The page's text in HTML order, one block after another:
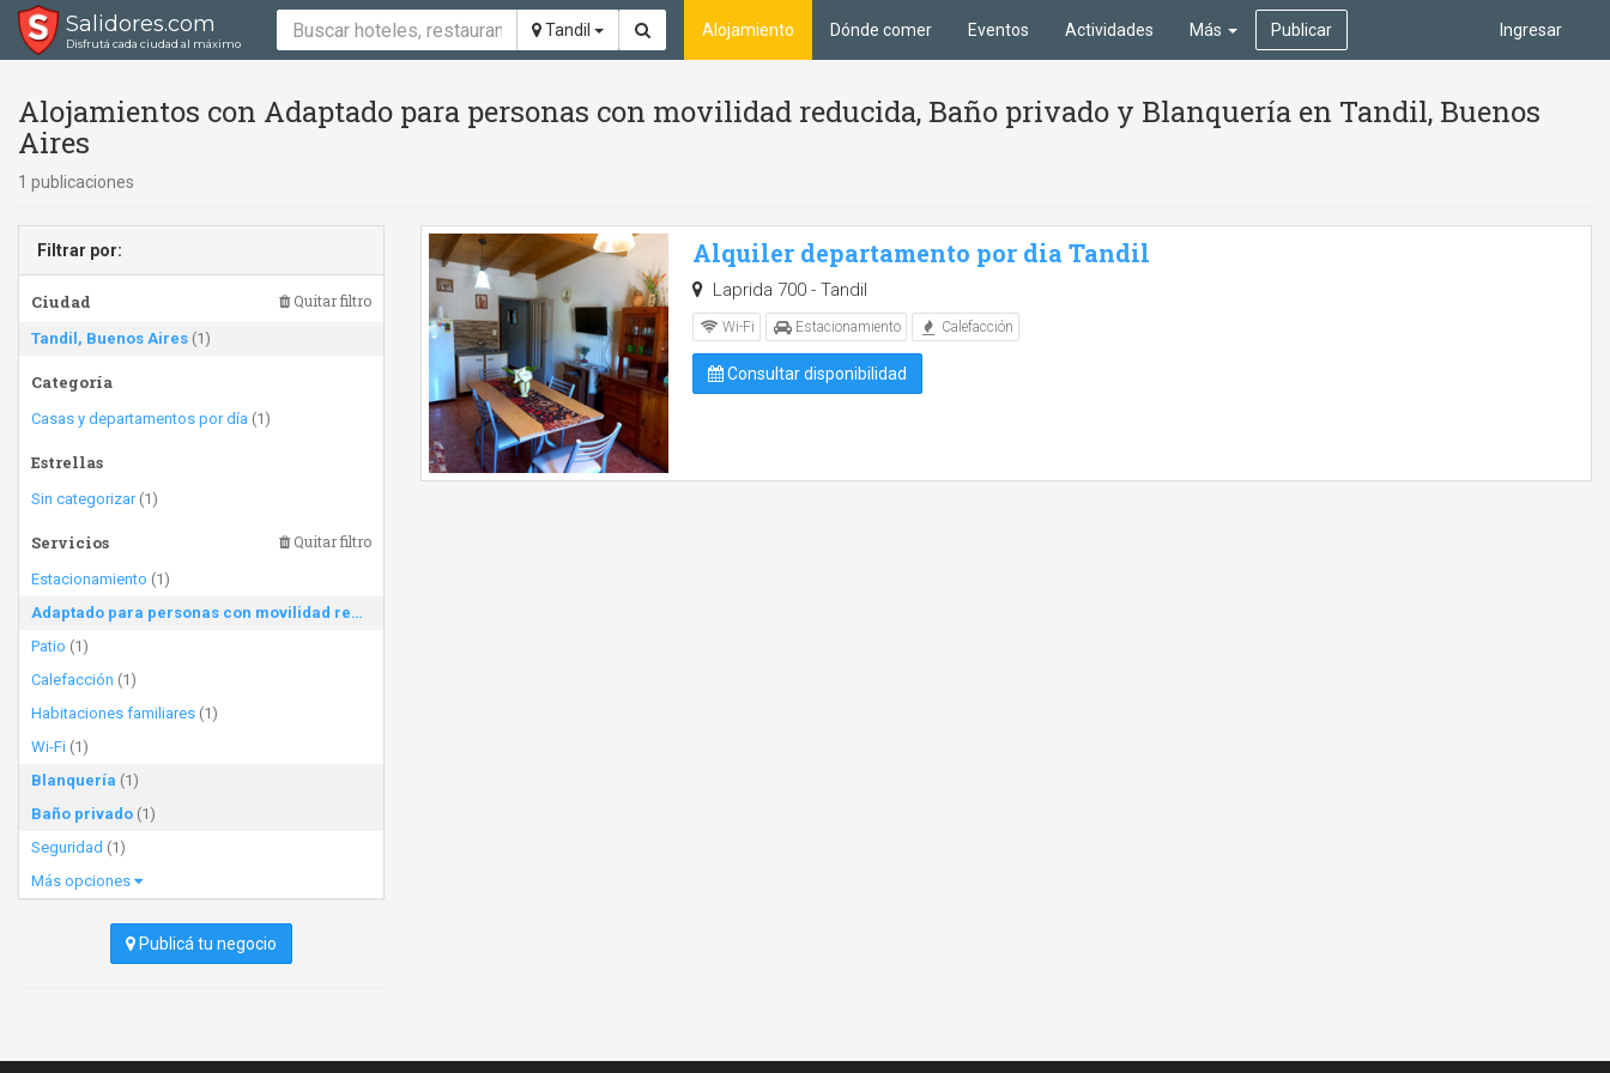
Salidores.com
Disfrutá cada ciudad al máximo
Tandil Ingresar
Alojamiento Dónde comer Eventos Actividades Más Publicar
Alojamientos con Adaptado para personas con movilidad reducida, Baño privado y Blanquería en Tandil, Buenos
Aires
1 publicaciones
Filtrar por:
Ciudad Quitar filtro
Tandil, Buenos Aires (1)
Categoría
Casas y departamentos por día (1)
Estrellas
Sin categorizar(1)
Servicios Quitar filtro
Estacionamiento (1)
Adaptado para personas con movilidad reducida
Patio (1)
Calefacción (1)
Habitaciones familiares (1)
Wi-Fi (1)
Blanquería (1)
Baño privado (1)
Seguridad (1)
Más opciones
Publicá tu negocio
Alquiler departamento por dia Tandil
Laprida 700 - Tandil
Wi-Fi Estacionamiento Calefacción
Consultar disponibilidad